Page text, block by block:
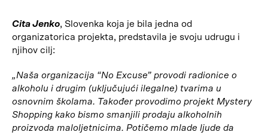
Cita Jenko, Slovenka koja je bila jedna od
organizatorica projekta, predstavila je svoju udrugu i
njihov cilj:
„Naša organizacija “No Excuse” provodi radionice o
alkoholu i drugim (uključujući ilegalne) tvarima u
osnovnim školama. Također provodimo projekt Mystery
Shopping kako bismo smanjili prodaju alkoholnih
proizvoda maloljetnicima. Potičemo mlade ljude da